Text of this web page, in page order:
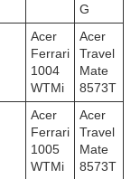
G
Acer
Ferrari
1004
WTMi
Acer
Travel
Mate
8573T
Acer
Ferrari
1005
WTMi
Acer
Travel
Mate
8573T